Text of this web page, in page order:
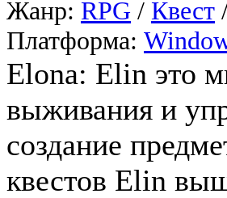
Жанр: RPG / Квест
Платформа:
Elona: Elin это
выживания и
создание
квестов Elin